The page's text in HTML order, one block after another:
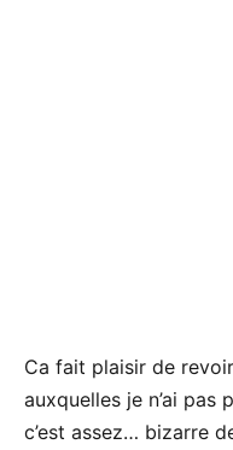
Ca fait plaisir de
auxquelles je n’ai
c’est assez… bizarre